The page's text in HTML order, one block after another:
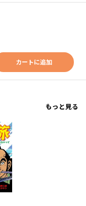
カートに追加
もっと見る